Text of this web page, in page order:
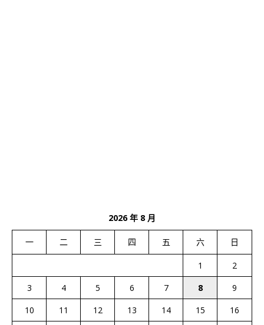
2026 年 8 月
一 二 三 四 五 六 日
1
2
3
4 5 6 7 8
9
10
11 12 13 14 15
16